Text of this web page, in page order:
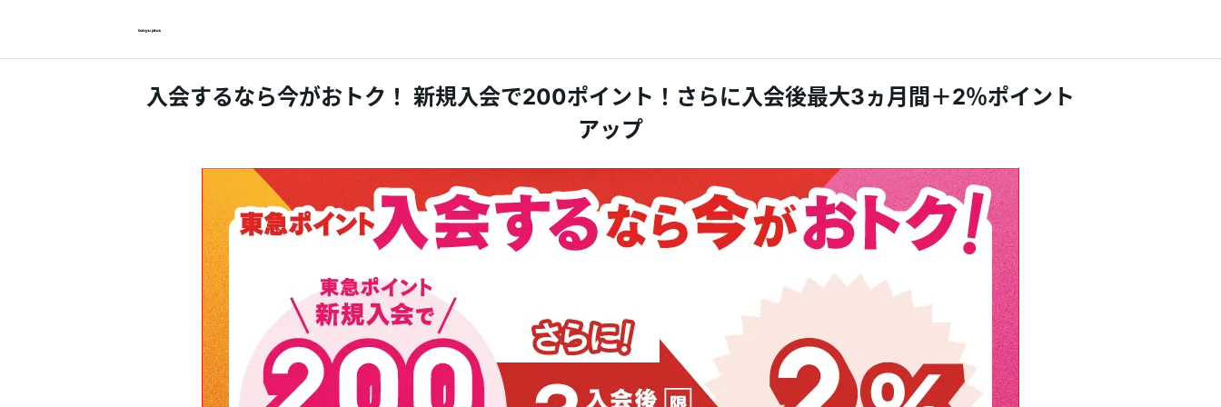
入会するなら今がおトク！ 新規入会で200ポイント！さらに入会後最大3ヵ月間＋2％ポイント
アップ